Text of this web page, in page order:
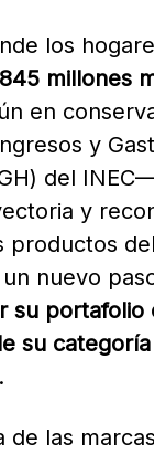
los
millones
en
y
del
y
productos
nuevo
su portafolio
su
.
de las